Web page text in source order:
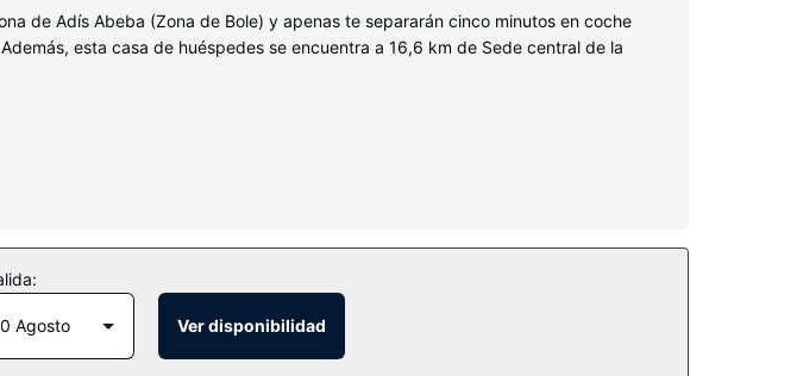
de Adís Abeba (Zona de Bole) y apenas te separarán cinco minutos en coche
esta casa de huéspedes se encuentra a 16,6 km de Sede central de la
con los tuyos gracias a la la conexión wifi gratis. Entre las comodidades,
ofrece un desayuno continental gratuito todos los días de 07:00 a 09:00.
Agosto Ver disponibilidad